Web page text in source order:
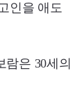
인을 애도
은 30세의